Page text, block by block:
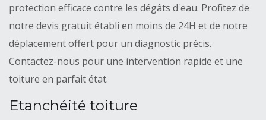
protection efficace contre les dégâts d'eau. Profitez de
notre devis gratuit établi en moins de 24H et de notre
déplacement offert pour un diagnostic précis.
Contactez-nous pour une intervention rapide et une
toiture en parfait état.
Etanchéité toiture